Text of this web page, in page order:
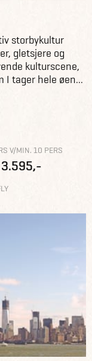
storbykultur
gletsjere og
kulturscene,
I tager hele øen...
V/MIN. 10 PERS
3.595,-